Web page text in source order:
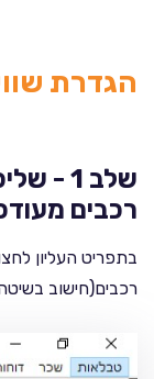
הגדרת
שלב 1
רכבים
בתפריט העליון
רכבים(חישוב